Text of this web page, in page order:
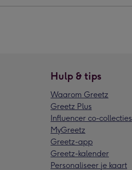
Hulp & tips
Waarom Greetz
Greetz Plus
Influencer co-collecties
MyGreetz
Greetz-app
Greetz-kalender
Personaliseer je kaart